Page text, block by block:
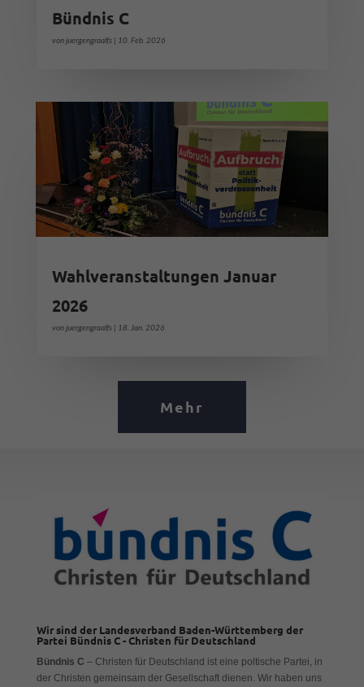
Bündnis C
von juergengraalfs| 10. Feb. 2026
Wahlveranstaltungen Januar
2026
von juergengraalfs| 18. Jan. 2026
Mehr
Wir sind der Landesverband Baden-Württemberg der
Partei Bündnis C - Christen für Deutschland
Bündnis C – Christen für Deutschland ist eine poltische Partei, in
der Christen gemeinsam der Gesellschaft dienen. Wir haben uns